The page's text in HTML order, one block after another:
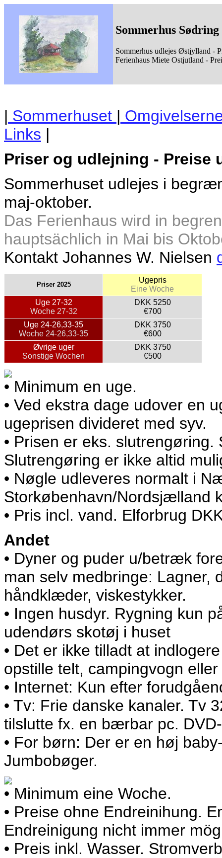
Sommerhus
Sommerhus udlejes Østjylland -
Ferienhaus Miete Ostjutland -
| Sommerhuset |
Links |
Priser og udlejning - Preise
Sommerhuset udlejes i
maj-oktober.
Das Ferienhaus wird in
hauptsächlich in Mai bis
Kontakt Johannes W. Nielsen
Priser 2025
Ugepris
Eine Woche
Uge 27-32
Woche 27-32
DKK 5250
€700
Uge 24-26,33-35
Woche 24-26,33-35
DKK 3750
€600
Øvrige uger
Sonstige Wochen
DKK 3750
€500
• Minimum en uge.
• Ved ekstra dage udover en
ugeprisen divideret med syv.
• Prisen er eks.
Slutrengøring er ikke altid
• Nøgle udleveres normalt i
Storkøbenhavn/Nordsjælland
• Pris incl. vand. Elforbrug
Andet
• Dyner og puder u/betræk
man selv medbringe:
håndklæder, viskestykker.
• Ingen husdyr. Rygning kun
udendørs skotøj i huset
• Det er ikke tilladt at
opstille telt, campingvogn eller
• Internet: Kun efter
• Tv: Frie danske kanaler. Tv
tilslutte fx. en bærbar pc.
• For børn: Der er en høj
Jumbobøger.
• Minimum eine Woche.
• Preise ohne Endreinihung.
Endreinigung nicht immer
• Preis inkl. Wasser.